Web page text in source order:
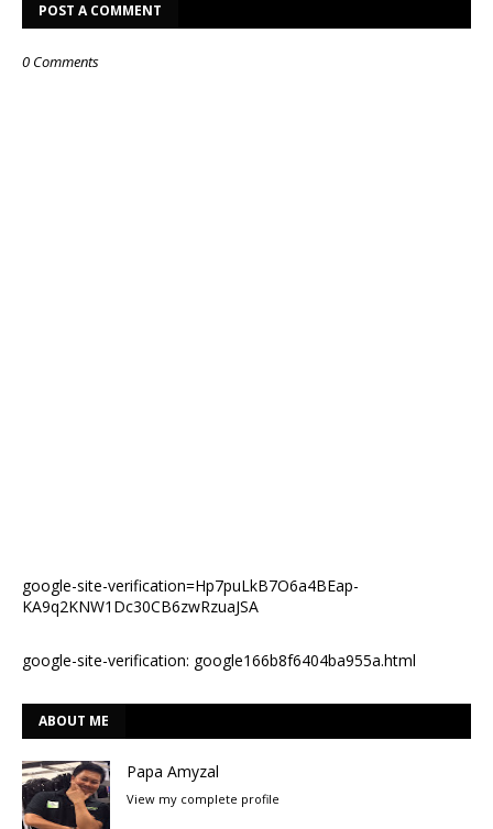
POST A COMMENT
0 Comments
google-site-verification=Hp7puLkB7O6a4BEap-
KA9q2KNW1Dc30CB6zwRzuaJSA
google-site-verification: google166b8f6404ba955a.html
ABOUT ME
Papa Amyzal
View my complete profile